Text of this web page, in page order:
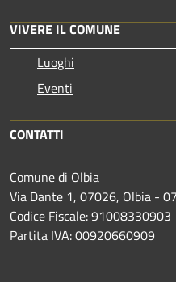
VIVERE IL COMUNE
Luoghi
Eventi
CONTATTI
Comune di Olbia
Via Dante 1, 07026, Olbia -
Codice Fiscale: 91008330903
Partita IVA: 00920660909